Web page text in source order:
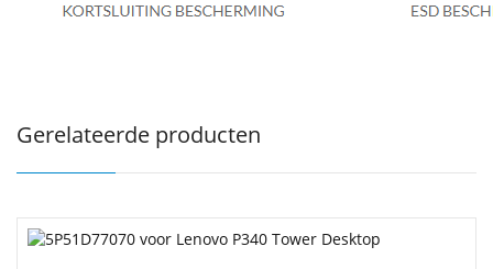
Gerelateerde producten